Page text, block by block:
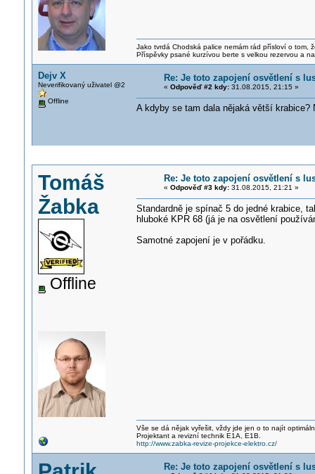
Jako tvrdá Chodská palice nemám rád přísloví o tom,
Příspěvky psané kurzívou berte s velkou rezervou a
Dejv X
Neverifikovaný uživatel @2
Offline
Re: Je toto zapojení osvětlení s
« Odpověď #2 kdy:31.08.2015, 21:15 »
A kdyby se tam dala nějaká větší krabice?
Tomáš
Žabka
Offline
Re: Je toto zapojení osvětlení s
« Odpověď #3 kdy:31.08.2015, 21:21 »
Standardně je spínač 5 do jedné krabice,
hluboké KPR 68 (já je na osvětlení
Samotné zapojení je v pořádku.
Vše se dá nějak vyřešit, vždy jde jen o to najít
Projektant a revizní technik E1A, E1B.
http://www.zabka-revize-projekce-elektro.cz/
Re: Je toto zapojení osvětlení s